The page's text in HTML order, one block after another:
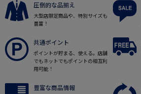
圧倒的な品揃え
大型店限定商品や、特別サイズも
豊富！
共通ポイント
ポイントが貯まる、使える。店舗
でもネットでもポイントの相互利
用可能！
豊富な商品情報